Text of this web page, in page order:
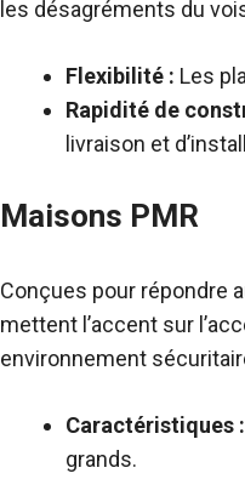
les désagréments du
Flexibilité : Les
Rapidité de
livraison et
Maisons PMR
Conçues pour répondre
mettent l’accent sur
environnement
Caractéristiques :
grands.